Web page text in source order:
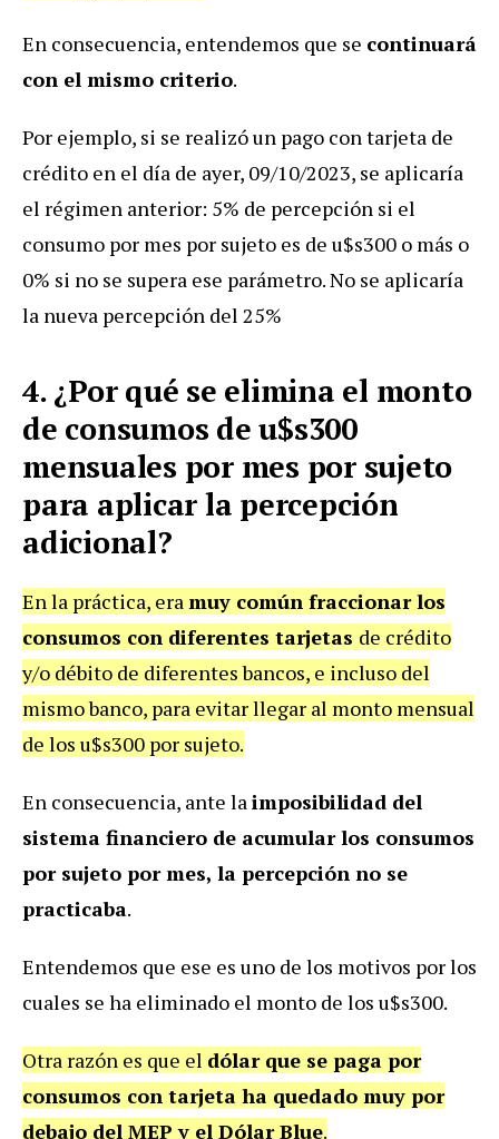
En consecuencia, entendemos que se continuará
con el mismo criterio.
Por ejemplo, si se realizó un pago con tarjeta de
crédito en el día de ayer, 09/10/2023, se aplicaría
el régimen anterior: 5% de percepción si el
consumo por mes por sujeto es de u$s300 o más o
0% si no se supera ese parámetro. No se aplicaría
la nueva percepción del 25%
4. ¿Por qué se elimina el monto
de consumos de u$s300
mensuales por mes por sujeto
para aplicar la percepción
adicional?
En la práctica, eramuy común fraccionar los
consumos con diferentes tarjetas de crédito
y/o débito de diferentes bancos, e incluso del
mismo banco, para evitar llegar al monto mensual
de los u$s300 por sujeto.
En consecuencia, ante laimposibilidad del
sistema financiero de acumular los consumos
por sujeto por mes, la percepción no se
practicaba.
Entendemos que ese es uno de los motivos por los
cuales se ha eliminado el monto de los u$s300.
Otra razón es que el dólar que se paga por
consumos con tarjeta ha quedado muy por
debajo del MEP y el Dólar Blue.